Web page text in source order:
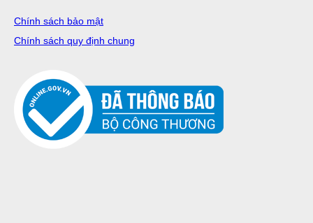
Chính sách bảo mật
Chính sách quy định chung